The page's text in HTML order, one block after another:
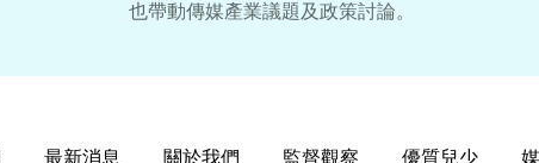
也帶動傳媒產業議題及政策討論。
最新消息 關於我們 監督觀察 優質兒少